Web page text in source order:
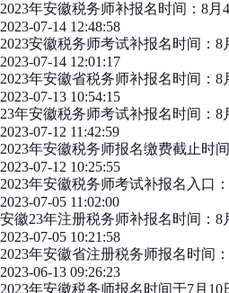
2023年安徽税务师补报名时间：8月
2023-07-14 12:48:58
2023安徽税务师考试补报名时间：8
2023-07-14 12:01:17
2023年安徽省税务师补报名时间：8
2023-07-13 10:54:15
23年安徽税务师考试补报名时间：8
2023-07-12 11:42:59
2023年安徽税务师报名缴费截止时
2023-07-12 10:25:55
2023年安徽税务师考试补报名入口
2023-07-05 11:02:00
安徽23年注册税务师补报名时间：8
2023-07-05 10:21:58
2023年安徽省注册税务师报名时间
2023-06-13 09:26:23
2023年安徽税务师报名时间于7月10